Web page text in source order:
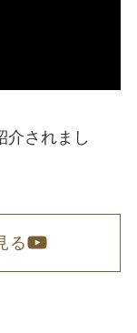
介されまし
る